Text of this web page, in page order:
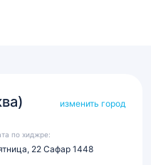
изменить город
по хиджре:
22 Сафар 1448